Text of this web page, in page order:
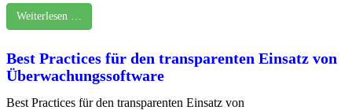
Weiterlesen …
Best Practices für den transparenten Einsatz von
Überwachungssoftware
Best Practices für den transparenten Einsatz von